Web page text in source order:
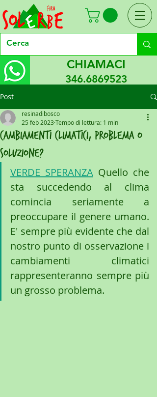
CHIAMACI
346.6869523
Post
cambiamenti climatici, problema o
soluzione?
resinadibosco
25 feb 2023 Tempo di lettura: 1 min
VERDE SPERANZA Quello che
sta succedendo al clima
comincia seriamente a
preoccupare il genere umano.
E' sempre più evidente che dal
nostro punto di osservazione i
cambiamenti climatici
rappresenteranno sempre più
un grosso problema.